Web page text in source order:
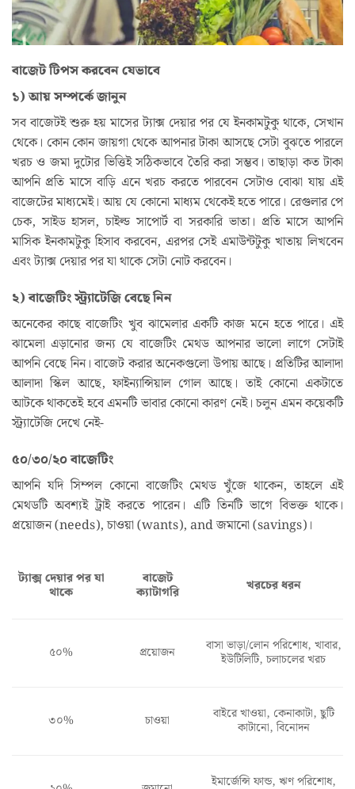
বাজেট টিপস করবেন যেভাবে
১) আয় সম্পর্কে জানুন
সব বাজেটই শুরু হয় মাসের ট্যাক্স দেয়ার পর যে ইনকামটুকু থাকে, সেখান
থেকে। কোন কোন জায়গা থেকে আপনার টাকা আসছে সেটা বুঝতে পারলে
খরচ ও জমা দুটোর ভিত্তিই সঠিকভাবে তৈরি করা সম্ভব। তাছাড়া কত টাকা
আপনি প্রতি মাসে বাড়ি এনে খরচ করতে পারবেন সেটাও বোঝা যায় এই
বাজেটের মাধ্যমেই। আয় যে কোনো মাধ্যম থেকেই হতে পারে। রেগুলার পে
চেক, সাইড হাসল, চাইল্ড সাপোর্ট বা সরকারি ভাতা। প্রতি মাসে আপনি
মাসিক ইনকামটুকু হিসাব করবেন, এরপর সেই এমাউন্টটুকু খাতায় লিখবেন
এবং ট্যাক্স দেয়ার পর যা থাকে সেটা নোট করবেন।
২) বাজেটিং স্ট্র্যাটেজি বেছে নিন
অনেকের কাছে বাজেটিং খুব ঝামেলার একটি কাজ মনে হতে পারে। এই
ঝামেলা এড়ানোর জন্য যে বাজেটিং মেথড আপনার ভালো লাগে সেটাই
আপনি বেছে নিন। বাজেট করার অনেকগুলো উপায় আছে। প্রতিটির আলাদা
আলাদা স্কিল আছে, ফাইন্যান্সিয়াল গোল আছে। তাই কোনো একটাতে
আটকে থাকতেই হবে এমনটি ভাবার কোনো কারণ নেই। চলুন এমন কয়েকটি
স্ট্র্যাটেজি দেখে নেই-
৫০/৩০/২০ বাজেটিং
আপনি যদি সিম্পল কোনো বাজেটিং মেথড খুঁজে থাকেন, তাহলে এই
মেথডটি অবশ্যই ট্রাই করতে পারেন। এটি তিনটি ভাগে বিভক্ত থাকে।
প্রয়োজন (needs), চাওয়া (wants), and জমানো (savings)।
ট্যাক্স দেয়ার পর যা
থাকে
বাজেট
ক্যাটাগরি খরচের ধরন
৫০% প্রয়োজন বাসা ভাড়া/লোন পরিশোধ, খাবার,
ইউটিলিটি, চলাচলের খরচ
৩০% চাওয়া বাইরে খাওয়া, কেনাকাটা, ছুটি
কাটানো, বিনোদন
ইমার্জেন্সি ফান্ড, ঋণ পরিশোধ,